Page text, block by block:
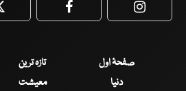
Twitter Facebook
صفحۂ اول تازہ ترین
دنیا
معیشت